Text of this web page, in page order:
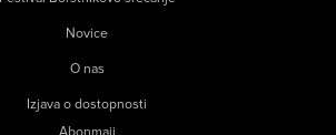
Novice
O nas
Izjava o dostopnosti